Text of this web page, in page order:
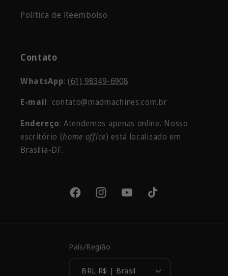
Política de Reembolso
Contato
WhatsApp: (61) 98349-6908
E-mail: contato@madmachines.com.br
Endereço: Atendemos apenas online. Nosso
escritório (home office) está localizado em
Brasília-DF.
FacebookInstagramYouTubeTikTok
País/Região
BRL R$ | Brasil